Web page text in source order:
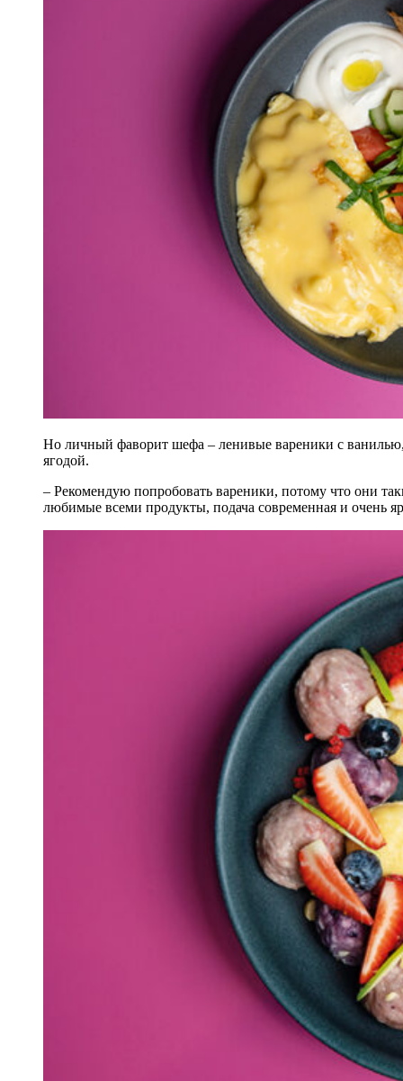
Но личный фаворит шефа – ленивые вареники с
ягодой.
– Рекомендую попробовать вареники, потому что они
любимые всеми продукты, подача современная и очень